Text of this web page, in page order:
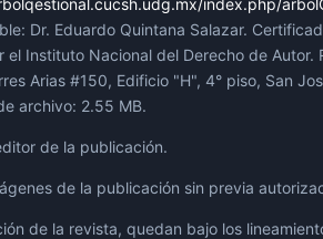
index.php/
Dr. Eduardo Quintana Salazar.
Instituto Nacional del Derecho de Autor.
Arias #150, Edificio "H", 4° piso, San
archivo: 2.55 MB.
de la publicación.
de la publicación sin previa
de la revista, quedan bajo los